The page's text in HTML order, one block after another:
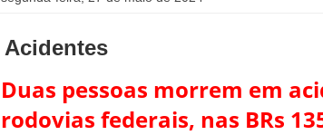
Acidentes
Duas pessoas morrem em
rodovias federais, nas BRs